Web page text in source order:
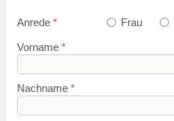
Anrede * Frau
Vorname *
Nachname *